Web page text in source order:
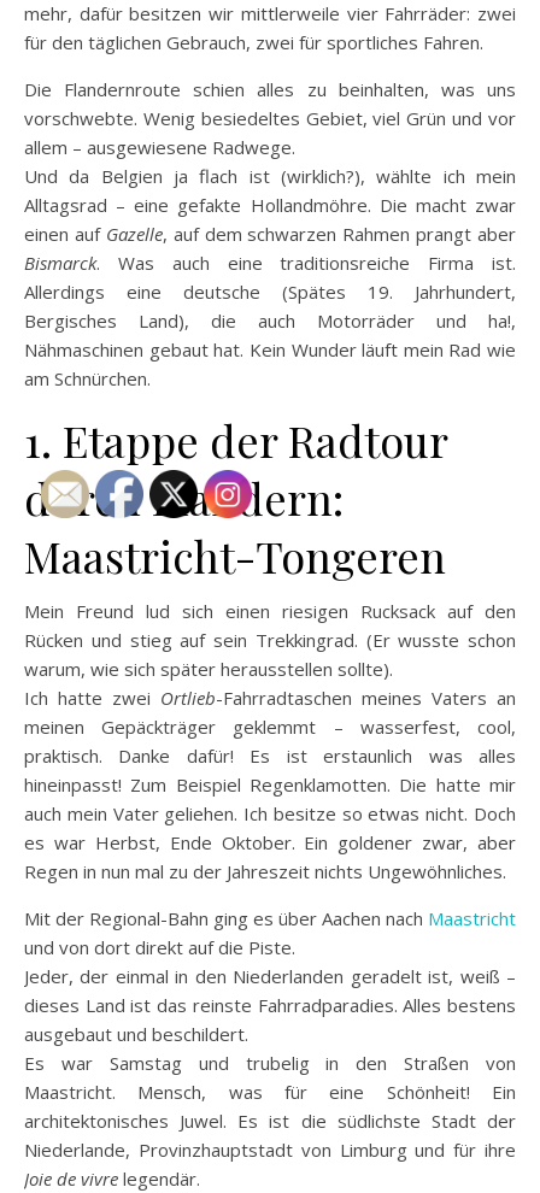
mehr, dafür besitzen wir mittlerweile vier Fahrräder: zwei
für den täglichen Gebrauch, zwei für sportliches Fahren.
Die Flandernroute schien alles zu beinhalten, was uns
vorschwebte. Wenig besiedeltes Gebiet, viel Grün und vor
allem – ausgewiesene Radwege.
Und da Belgien ja flach ist (wirklich?), wählte ich mein
Alltagsrad – eine gefakte Hollandmöhre. Die macht zwar
einen auf Gazelle, auf dem schwarzen Rahmen prangt aber
Bismarck. Was auch eine traditionsreiche Firma ist.
Allerdings eine deutsche (Spätes 19. Jahrhundert,
Bergisches Land), die auch Motorräder und ha!,
Nähmaschinen gebaut hat. Kein Wunder läuft mein Rad wie
am Schnürchen.
1. Etappe der Radtour
durch Flandern:
Maastricht-Tongeren
Mein Freund lud sich einen riesigen Rucksack auf den
Rücken und stieg auf sein Trekkingrad. (Er wusste schon
warum, wie sich später herausstellen sollte).
Ich hatte zwei Ortlieb-Fahrradtaschen meines Vaters an
meinen Gepäckträger geklemmt – wasserfest, cool,
praktisch. Danke dafür! Es ist erstaunlich was alles
hineinpasst! Zum Beispiel Regenklamotten. Die hatte mir
auch mein Vater geliehen. Ich besitze so etwas nicht. Doch
es war Herbst, Ende Oktober. Ein goldener zwar, aber
Regen in nun mal zu der Jahreszeit nichts Ungewöhnliches.
Mit der Regional-Bahn ging es über Aachen nach Maastricht
und von dort direkt auf die Piste.
Jeder, der einmal in den Niederlanden geradelt ist, weiß –
dieses Land ist das reinste Fahrradparadies. Alles bestens
ausgebaut und beschildert.
Es war Samstag und trubelig in den Straßen von
Maastricht. Mensch, was für eine Schönheit! Ein
architektonisches Juwel. Es ist die südlichste Stadt der
Niederlande, Provinzhauptstadt von Limburg und für ihre
Joie de vivre legendär.